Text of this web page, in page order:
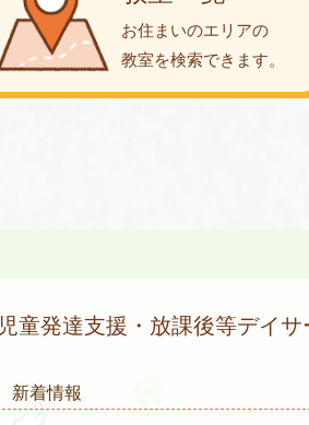
お住まいのエリアの
教室を検索できます。
児童発達支援・放課後等デイ
新着情報